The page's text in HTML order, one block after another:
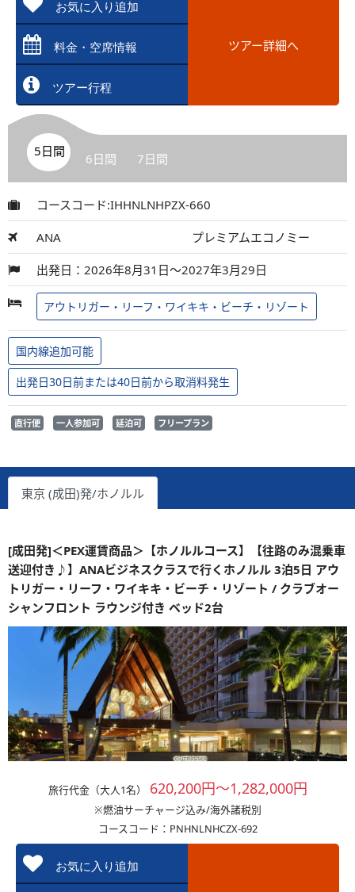
お気に入り追加
料金・空席情報
ツアー行程
ツアー詳細へ
5日間 6日間 7日間
コースコード:IHHNLNHPZX-660
ANA プレミアムエコノミー
出発日：2026年8月31日～2027年3月29日
アウトリガー・リーフ・ワイキキ・ビーチ・リゾート
国内線追加可能
出発日30日前または40日前から取消料発生
直行便 一人参加可 延泊可 フリープラン
東京 (成田)発/ホノルル
[成田発]＜PEX運賃商品＞【ホノルルコース】【往路のみ混乗車
送迎付き♪】ANAビジネスクラスで行くホノルル 3泊5日 アウ
トリガー・リーフ・ワイキキ・ビーチ・リゾート / クラブオー
シャンフロント ラウンジ付き ベッド2台
旅行代金（大人1名） 620,200円～1,282,000円
※燃油サーチャージ込み/海外諸税別
コースコード：PNHNLNHCZX-692
お気に入り追加